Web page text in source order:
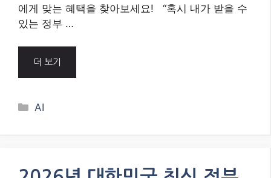
에게 맞는 혜택을 찾아보세요! “혹시 내가 받을 수
있는 정부 …
더 보기
Categories
AI